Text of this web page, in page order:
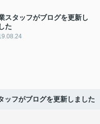
スタッフがブログを更新し
た
ッフがブログを更新しました